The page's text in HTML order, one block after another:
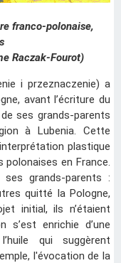
franco-polonaise,
Raczak-Fourot)
i przeznaczenie) a
avant l’écriture du
ses grands-parents
à Lubenia. Cette
plastique
en France.
grands-parents :
quitté la Pologne,
initial, ils n’étaient
s’est enrichie d’une
qui suggèrent
l'évocation de la